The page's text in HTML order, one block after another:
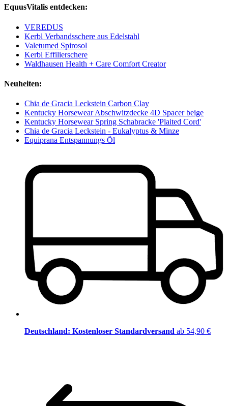
EquusVitalis entdecken:
VEREDUS
Kerbl Verbandsschere aus Edelstahl
Valetumed Spirosol
Kerbl Effilierschere
Waldhausen Health + Care Comfort Creator
Neuheiten:
Chia de Gracia Leckstein Carbon Clay
Kentucky Horsewear Abschwitzdecke 4D Spacer beige
Kentucky Horsewear Spring Schabracke 'Plaited Cord'
Chia de Gracia Leckstein - Eukalyptus & Minze
Equiprana Entspannungs Öl
Deutschland: Kostenloser Standardversand ab 54,90 €